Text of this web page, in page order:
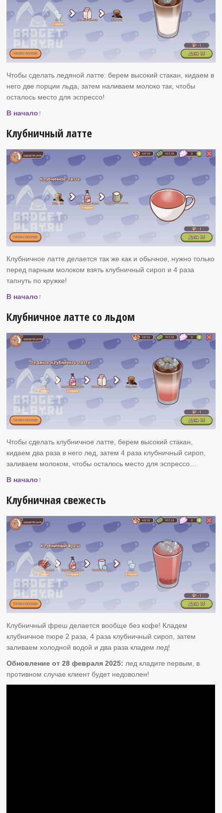
Чтобы сделать ледяной латте: берем высокий стакан, кидаем в
него две порции льда, затем наливаем молоко так, чтобы
осталось место для эспрессо!
В начало↑
Клубничный латте
Клубничное латте делается так же как и обычное, нужно только
перед парным молоком взять клубничный сироп и 4 раза
тапнуть по кружке!
В начало↑
Клубничное латте со льдом
Чтобы сделать клубничное латте, берем высокий стакан,
кидаем два раза в него лед, затем 4 раза клубничный сироп,
заливаем молоком, чтобы осталось место для эспрессо…
В начало↑
Клубничная свежесть
Клубничный фреш делается вообще без кофе! Кладем
клубничное пюре 2 раза, 4 раза клубничный сироп, затем
заливаем холодной водой и два раза кладем лед!
Обновление от 28 февраля 2025: лед кладите первым, в
противном случае клиент будет недоволен!